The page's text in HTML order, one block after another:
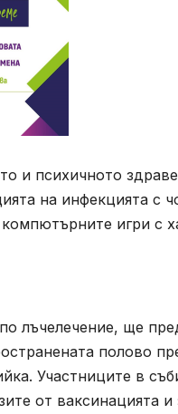
и психичното
на инфекцията с
игри с
лъчелечение, ще
полово
Участниците в
от ваксинацията